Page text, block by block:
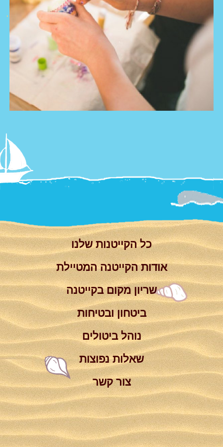
Summer
Camp
וידאו
צור קשר
'סגור תפריט'
כל הקייטנות שלנו
אודות הקייטנה המטיילת
שריון מקום בקייטנה
ביטחון ובטיחות
נוהל ביטולים
שאלות נפוצות
צור קשר